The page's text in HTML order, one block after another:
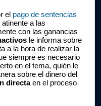
el pago de sentencias
atinente a las
con las ganancias
le informa sobre
a la hora de realizar la
siempre es necesario
en el tema, quién le
directa en el proceso